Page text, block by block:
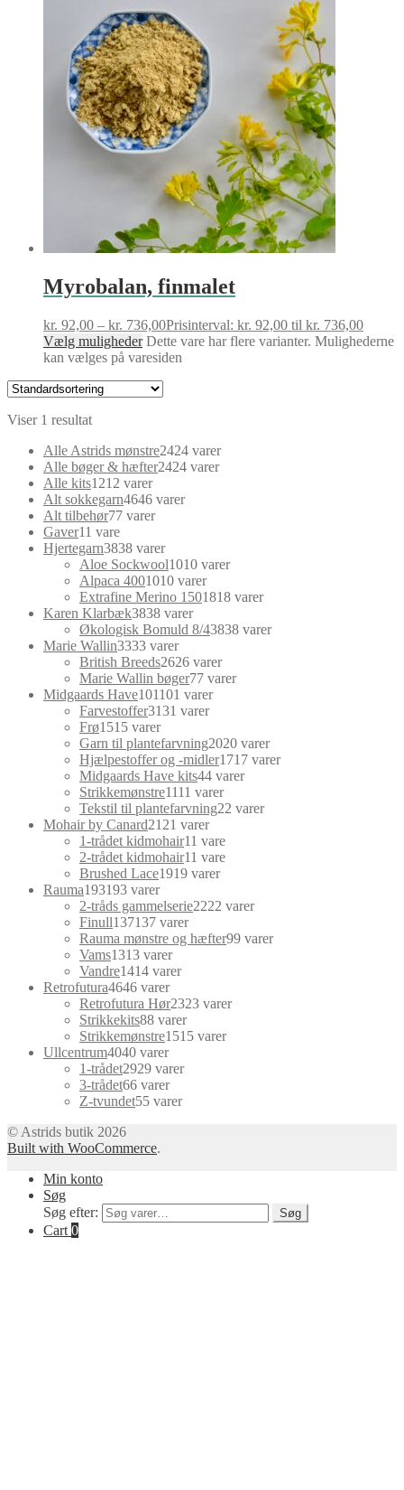
Myrobalan, finmalet
kr. 92,00 – kr. 736,00Prisinterval: kr. 92,00 til kr. 736,00
Vælg muligheder Dette vare har flere varianter. Mulighederne
kan vælges på varesiden
Viser 1 resultat
Alle Astrids mønstre2424 varer
Alle bøger & hæfter2424 varer
Alle kits1212 varer
Alt sokkegarn4646 varer
Alt tilbehør77 varer
Gaver11 vare
Hjertegarn3838 varer
Aloe Sockwool1010 varer
Alpaca 4001010 varer
Extrafine Merino 1501818 varer
Karen Klarbæk3838 varer
Økologisk Bomuld 8/43838 varer
Marie Wallin3333 varer
British Breeds2626 varer
Marie Wallin bøger77 varer
Midgaards Have101101 varer
Farvestoffer3131 varer
Frø1515 varer
Garn til plantefarvning2020 varer
Hjælpestoffer og -midler1717 varer
Midgaards Have kits44 varer
Strikkemønstre1111 varer
Tekstil til plantefarvning22 varer
Mohair by Canard21 21 varer
1-trådet kidmohair11 vare
2-trådet kidmohair11 vare
Brushed Lace1919 varer
Rauma193193 varer
2-tråds gammelserie2222 varer
Finull137137 varer
Rauma mønstre og hæfter99 varer
Vams1313 varer
Vandre1414 varer
Retrofutura4646 varer
Retrofutura Hør2323 varer
Strikkekits88 varer
Strikkemønstre1515 varer
Ullcentrum4040 varer
1-trådet2929 varer
3-trådet66 varer
Z-tvundet55 varer
© Astrids butik 2026
Built with WooCommerce.
Min konto
Søg
Søg efter:
Søg
Cart 0